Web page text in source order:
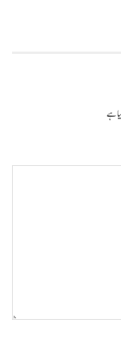
ہے